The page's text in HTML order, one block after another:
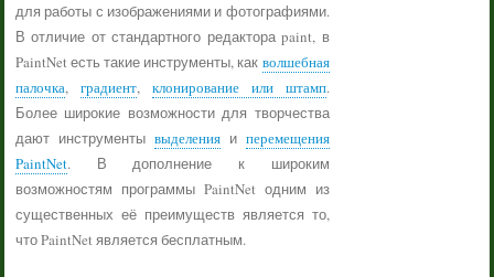
для работы с изображениями и фотографиями.
В отличие от стандартного редактора paint, в
PaintNet есть такие инструменты, как волшебная
палочка, градиент, клонирование или штамп.
Более широкие возможности для творчества
дают инструменты выделенияи перемещения
PaintNet. В дополнение к широким
возможностям программы PaintNet одним из
существенных её преимуществ является то,
что PaintNet является бесплатным.